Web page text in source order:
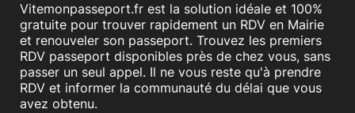
Vitemonpasseport.fr est la solution idéale et 100%
gratuite pour trouver rapidement un RDV en Mairie
et renouveler son passeport. Trouvez les premiers
RDV passeport disponibles près de chez vous, sans
passer un seul appel. Il ne vous reste qu'à prendre
RDV et informer la communauté du délai que vous
avez obtenu.